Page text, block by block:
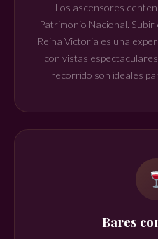
Los ascensores
Patrimonio Nacional. Subir
Reina Victoria es una
con vistas
recorrido son ideales
Bares